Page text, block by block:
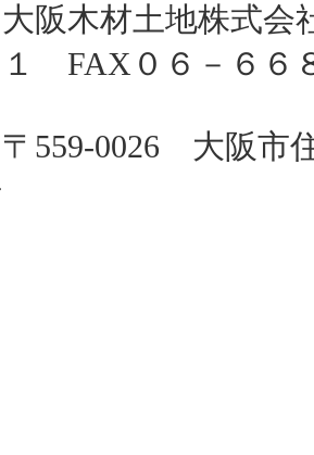
阪木材土地株式
１ FAX０６－６６
559-0026 大阪市